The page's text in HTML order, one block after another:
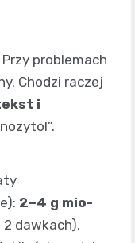
Przy problemach
Chodzi raczej
i
2–4 g mio-
dawkach),